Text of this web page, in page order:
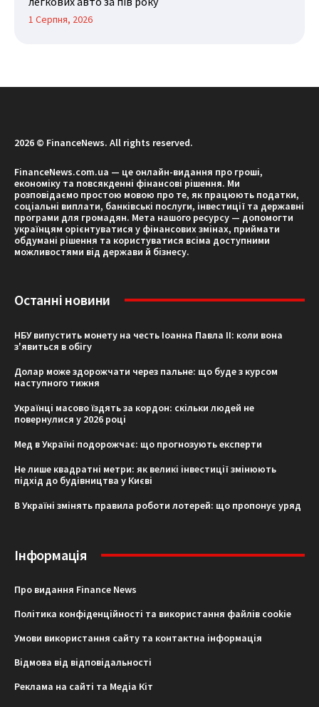
1 Серпня, 2026
2026 © FinanceNews. All rights reserved.
FinanceNews.com.ua — це онлайн-видання про гроші,
економіку та повсякденні фінансові рішення. Ми
розповідаємо простою мовою про те, як працюють податки,
соціальні виплати, банківські послуги, інвестиції та державні
програми для громадян. Мета нашого ресурсу — допомогти
українцям орієнтуватися у фінансових змінах, приймати
обдумані рішення та користуватися всіма доступними
можливостями від держави й бізнесу.
Останні новини
НБУ випустить монету на честь Іоанна Павла II: коли вона
з'явиться в обігу
Долар може здорожчати через пальне: що буде з курсом
наступного тижня
Українці масово їздять за кордон: скільки людей не
повернулися у 2026 році
Мед в Україні подорожчає: що прогнозують експерти
Не лише квадратні метри: як великі інвестиції змінюють
підхід до будівництва у Києві
В Україні змінять правила роботи лотерей: що пропонує уряд
Інформація
Про видання Finance News
Політика конфіденційності та використання файлів cookie
Умови використання сайту та контактна інформація
Відмова від відповідальності
Реклама на сайті та Медіа Кіт